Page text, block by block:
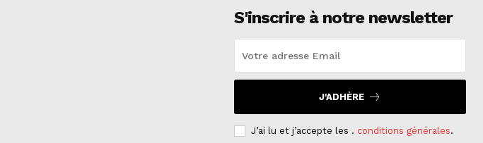
S'inscrire à notre newsletter
J'ADHÈRE
J’ai lu et j’accepte les . conditions générales.